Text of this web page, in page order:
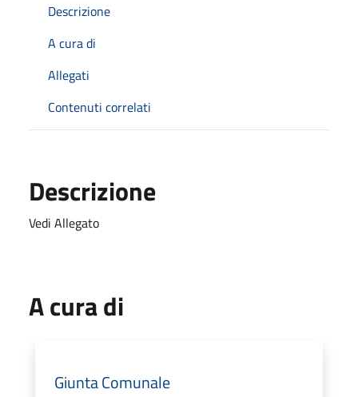
Descrizione
A cura di
Allegati
Contenuti correlati
Descrizione
Vedi Allegato
A cura di
Giunta Comunale